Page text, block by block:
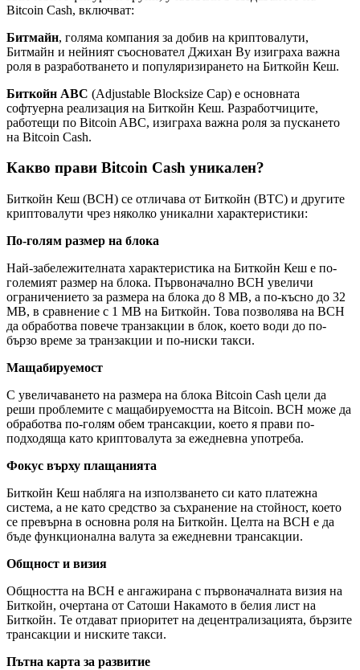
Bitcoin Cash, включват:
Битмайн, голяма компания за добив на криптовалути,
Битмайн и нейният съосновател Джихан Ву изиграха важна
роля в разработването и популяризирането на Биткойн Кеш.
Биткойн АВС (Adjustable Blocksize Cap) е основната
софтуерна реализация на Биткойн Кеш. Разработчиците,
работещи по Bitcoin ABC, изиграха важна роля за пускането
на Bitcoin Cash.
Какво прави Bitcoin Cash уникален?
Биткойн Кеш (BCH) се отличава от Биткойн (BTC) и другите
криптовалути чрез няколко уникални характеристики:
По-голям размер на блока
Най-забележителната характеристика на Биткойн Кеш е по-
големият размер на блока. Първоначално BCH увеличи
ограничението за размера на блока до 8 MB, а по-късно до 32
MB, в сравнение с 1 MB на Биткойн. Това позволява на BCH
да обработва повече транзакции в блок, което води до по-
бързо време за транзакции и по-ниски такси.
Мащабируемост
С увеличаването на размера на блока Bitcoin Cash цели да
реши проблемите с мащабируемостта на Bitcoin. BCH може да
обработва по-голям обем трансакции, което я прави по-
подходяща като криптовалута за ежедневна употреба.
Фокус върху плащанията
Биткойн Кеш набляга на използването си като платежна
система, а не като средство за съхранение на стойност, което
се превърна в основна роля на Биткойн. Целта на BCH е да
бъде функционална валута за ежедневни трансакции.
Общност и визия
Общността на BCH е ангажирана с първоначалната визия на
Биткойн, очертана от Сатоши Накамото в белия лист на
Биткойн. Те отдават приоритет на децентрализацията, бързите
трансакции и ниските такси.
Пътна карта за развитие